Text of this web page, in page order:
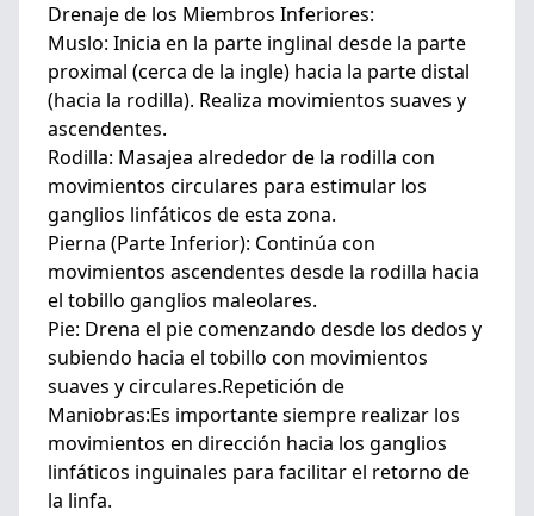
Drenaje de los Miembros Inferiores:
Muslo: Inicia en la parte inglinal desde la parte
proximal (cerca de la ingle) hacia la parte distal
(hacia la rodilla). Realiza movimientos suaves y
ascendentes.
Rodilla: Masajea alrededor de la rodilla con
movimientos circulares para estimular los
ganglios linfáticos de esta zona.
Pierna (Parte Inferior): Continúa con
movimientos ascendentes desde la rodilla hacia
el tobillo ganglios maleolares.
Pie: Drena el pie comenzando desde los dedos y
subiendo hacia el tobillo con movimientos
suaves y circulares.Repetición de
Maniobras:Es importante siempre realizar los
movimientos en dirección hacia los ganglios
linfáticos inguinales para facilitar el retorno de
la linfa.